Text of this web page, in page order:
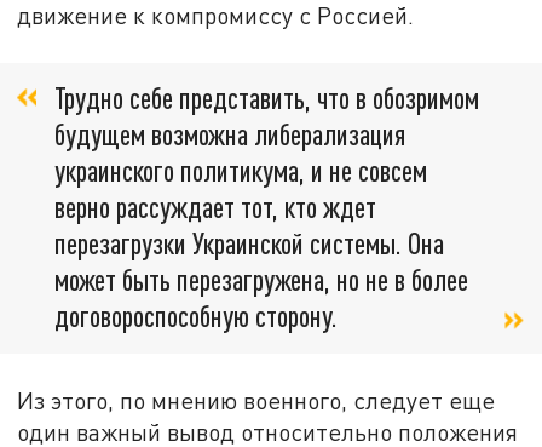
движение к компромиссу с Россией.
Трудно себе представить, что в обозримом
будущем возможна либерализация
украинского политикума, и не совсем
верно рассуждает тот, кто ждет
перезагрузки Украинской системы. Она
может быть перезагружена, но не в более
договороспособную сторону.
Из этого, по мнению военного, следует еще
один важный вывод относительно положения